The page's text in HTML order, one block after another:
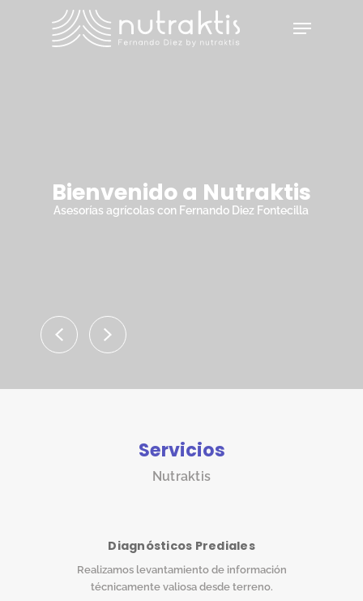
Menu
Bienvenido a Nutraktis
Asesorías agrícolas con Fernando Diez Fontecilla
Servicios
Nutraktis
Diagnósticos Prediales
Realizamos levantamiento de información
técnicamente valiosa desde terreno.